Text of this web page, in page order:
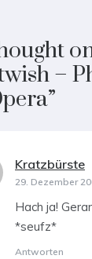
–
”
Kratzbürste
29. Dezember
Hach ja!
*seufz*
Antworten